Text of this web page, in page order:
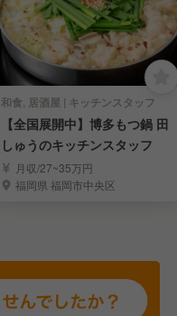
和食, 居酒屋 | キッチンスタッフ
【全国展開中】博多もつ鍋 田
しゅうのキッチンスタッフ
月収/27~35万円
福岡県 福岡市中央区